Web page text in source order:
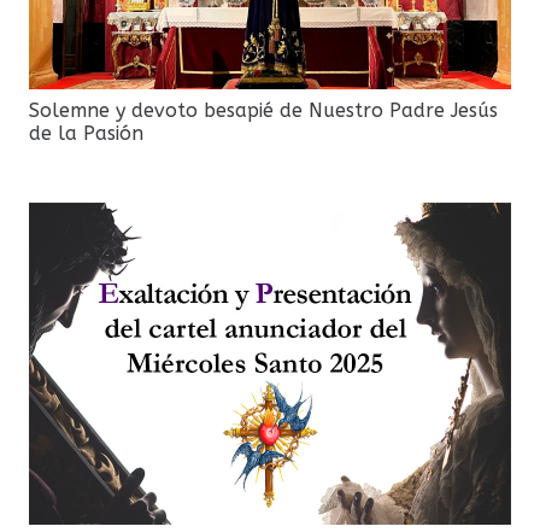
Solemne y devoto besapié de Nuestro Padre Jesús
de la Pasión